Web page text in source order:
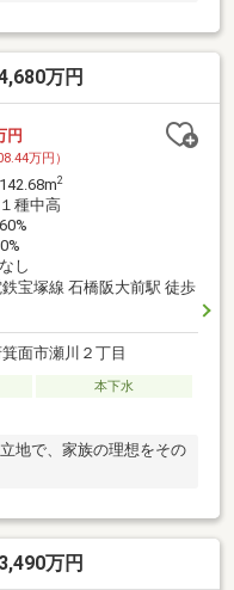
万円
円
万円）
2
種中高
し
宝塚線 石橋阪大前駅 徒歩
面市瀬川２丁目
本下水
地で、家族の理想をその
万円